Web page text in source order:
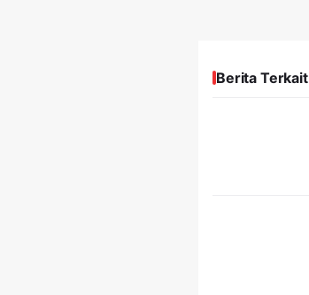
Berita Terkait